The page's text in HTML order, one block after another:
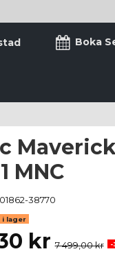
Boka
Maverick
MNC
38770
i lager
kr 7 499,00 kr -